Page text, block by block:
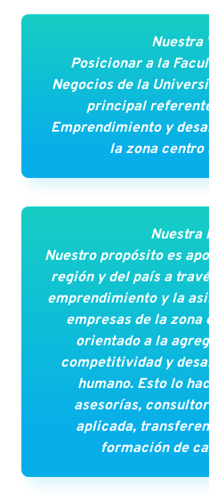
Nuestra
Posicionar a la
Negocios de la
principal
Emprendimiento y
la zona centro
Nuestra
Nuestro propósito es
región y del país a
emprendimiento y la
empresas de la zona
orientado a la
competitividad y
humano. Esto lo
asesorías,
aplicada,
formación de